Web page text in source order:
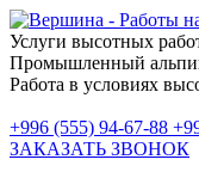
Услуги высотных
Промышленный
Работа в условиях
+996 (555) 94-67-88
ЗАКАЗАТЬ ЗВОНОК